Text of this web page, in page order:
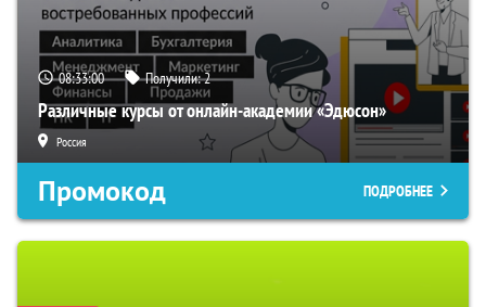
08:32:59 Получили:2
Различные курсы от онлайн-академии «Эдюсон»
Россия
Промокод ПОДРОБНЕЕ